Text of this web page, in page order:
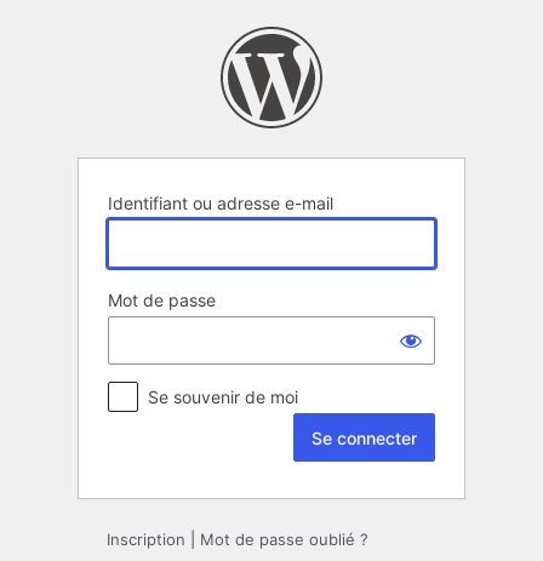
Identifiant ou adresse e-mail
Mot de passe
Se souvenir de moi
Inscription Mot de passe oublié ?